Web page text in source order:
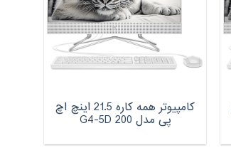
کامپیوتر همه کاره 21.5 اینچ اچ‌
پی مدل 200 G4-5D